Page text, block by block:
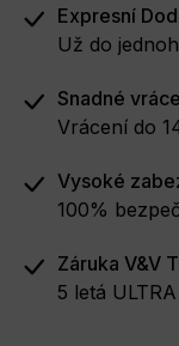
Expresní
Už do
Snadné
Vrácení do
Vysoké
100%
Záruka V&V
5 letá